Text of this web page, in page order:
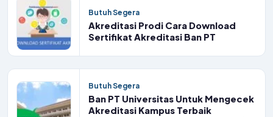
Butuh Segera
Akreditasi Prodi Cara Download
Sertifikat Akreditasi Ban PT
Butuh Segera
Ban PT Universitas Untuk Mengecek
Akreditasi Kampus Terbaik